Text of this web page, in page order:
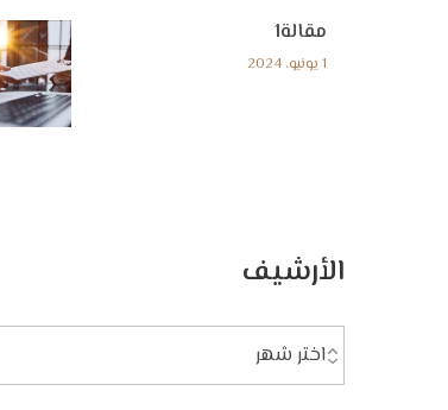
مقالة1
1 يونيو، 2024
الأرشيف